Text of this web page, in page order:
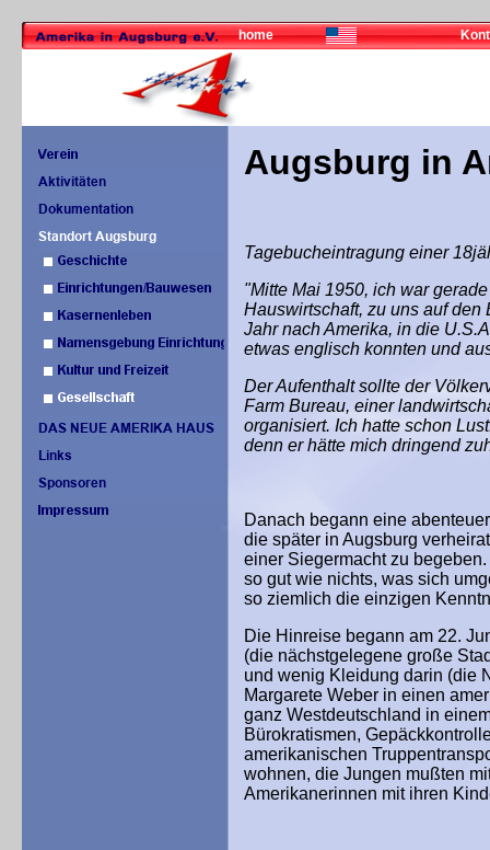
home
Augsburg in
Tagebucheintragung einer
"Mitte Mai 1950, ich war
Hauswirtschaft, zu uns auf den
Jahr nach Amerika, in die
etwas englisch konnten und
Der Aufenthalt sollte der
Farm Bureau, einer
organisiert. Ich hatte schon
denn er hätte mich dringend
Danach begann eine
die später in Augsburg
einer Siegermacht zu
so gut wie nichts, was sich
so ziemlich die einzigen
Die Hinreise begann am 22.
(die nächstgelegene große
und wenig Kleidung darin (die
Margarete Weber in einen
ganz Westdeutschland in
Bürokratismen,
amerikanischen
wohnen, die Jungen mußten
Amerikanerinnen mit ihren